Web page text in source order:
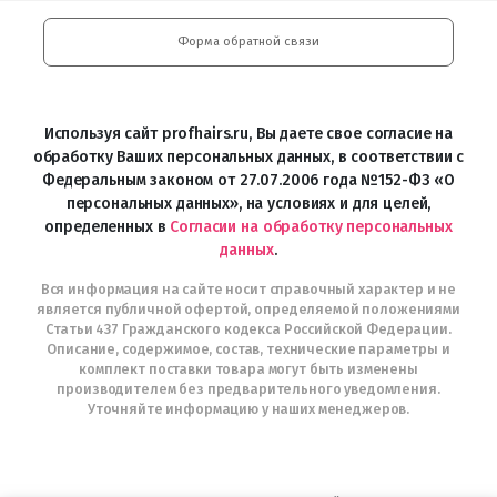
Play
Professional
и
Интернет-
в
Telegram
Форма обратной связи
Используя сайт profhairs.ru, Вы даете свое согласие на
обработку Ваших персональных данных, в соответствии с
Федеральным законом от 27.07.2006 года №152-ФЗ «О
персональных данных», на условиях и для целей,
определенных в Согласии на обработку персональных
данных.
Вся информация на сайте носит справочный характер и не
является публичной офертой, определяемой положениями
Статьи 437 Гражданского кодекса Российской Федерации.
Описание, содержимое, состав, технические параметры и
комплект поставки товара могут быть изменены
производителем без предварительного уведомления.
Уточняйте информацию у наших менеджеров.